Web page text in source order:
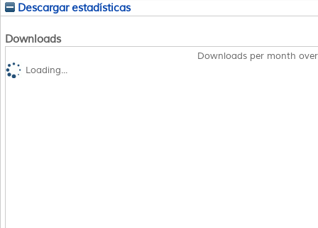
Descargar estadísticas
Downloads
Downloads per month
Loading...